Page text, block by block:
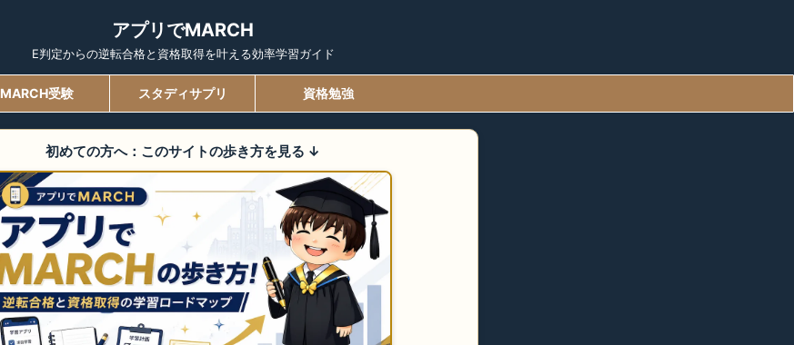
アプリでMARCH
E判定からの逆転合格と資格取得を叶える効率学習ガイド
MARCH受験 スタディサプリ 資格勉強
初めての方へ：このサイトの歩き方を見る ↓